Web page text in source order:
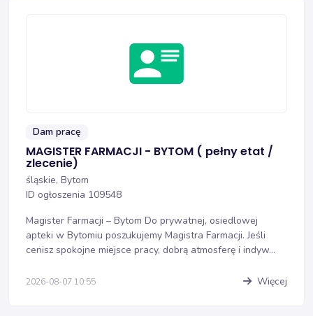
Dam pracę
MAGISTER FARMACJI - BYTOM ( pełny etat /
zlecenie)
śląskie, Bytom
ID ogłoszenia 109548
Magister Farmacji – Bytom Do prywatnej, osiedlowej
apteki w Bytomiu poszukujemy Magistra Farmacji. Jeśli
cenisz spokojne miejsce pracy, dobrą atmosferę i indyw...
2026-08-07 10:55 Więcej